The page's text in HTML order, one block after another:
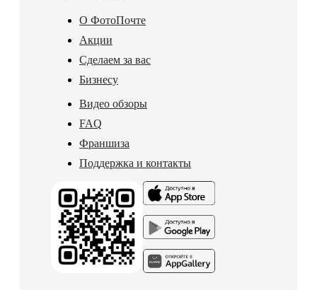
О ФотоПочте
Акции
Сделаем за вас
Бизнесу
Видео обзоры
FAQ
Франшиза
Поддержка и контакты